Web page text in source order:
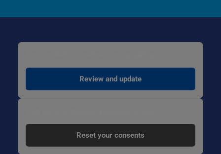
Review and update
Reset your consents